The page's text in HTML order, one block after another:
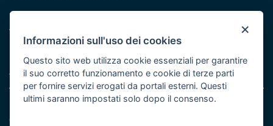
Protezione civile
Vai al sito di Protezione Civile Puglia
Iniziativa finanziata con risorse del POR Puglia 2014/2020 -
Asse XI
Note legali
Cookie e privacy
×
Informazioni sull'uso dei cookies
Questo sito web utilizza cookie essenziali per garantire
il suo corretto funzionamento e cookie di terze parti
per fornire servizi erogati da portali esterni. Questi
ultimi saranno impostati solo dopo il consenso.